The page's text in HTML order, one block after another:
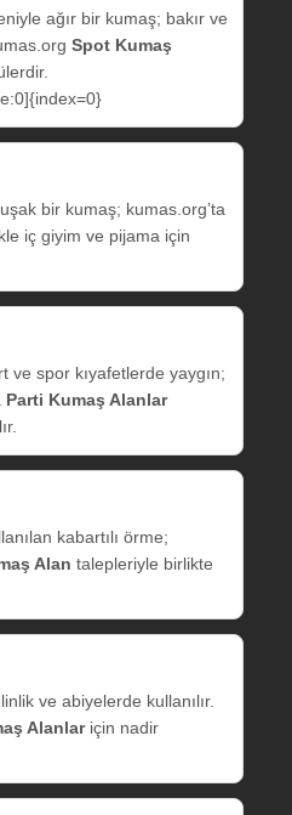
ağır bir kumaş; bakır ve
Spot Kumaş
bir kumaş; kumas.org’ta
iç giyim ve pijama için
ve spor kıyafetlerde yaygın;
Parti Kumaş Alanlar
kabartılı örme;
Alan talepleriyle birlikte
ve abiyelerde kullanılır.
Alanlariçin nadir